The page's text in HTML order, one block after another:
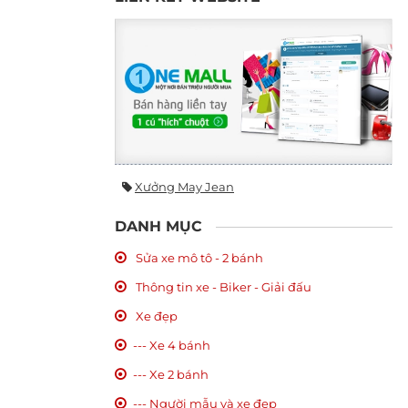
Xưởng May Jean
DANH MỤC
Sửa xe mô tô - 2 bánh
Thông tin xe - Biker - Giải đấu
Xe đẹp
--- Xe 4 bánh
--- Xe 2 bánh
--- Người mẫu và xe đẹp